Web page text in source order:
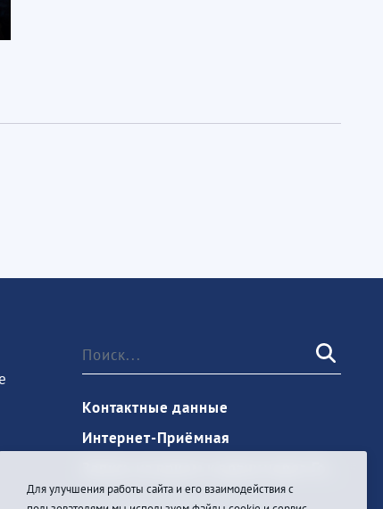
Контактные данные
Интернет-Приёмная
Для улучшения работы сайта и его взаимодействия с